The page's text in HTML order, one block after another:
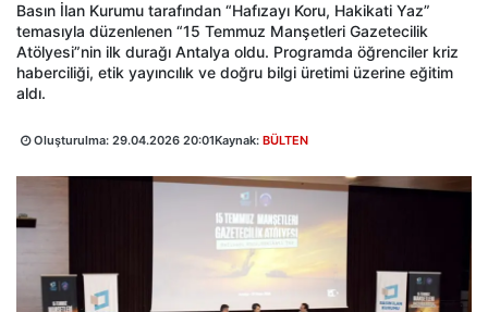
Basın İlan Kurumu tarafından “Hafızayı Koru, Hakikati Yaz”
temasıyla düzenlenen “15 Temmuz Manşetleri Gazetecilik
Atölyesi”nin ilk durağı Antalya oldu. Programda öğrenciler kriz
haberciliği, etik yayıncılık ve doğru bilgi üretimi üzerine eğitim
aldı.
Oluşturulma: 29.04.2026 20:01Kaynak: BÜLTEN